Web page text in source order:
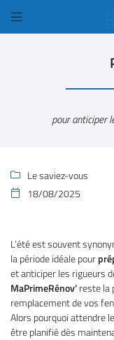

 Code Captcha
Rafraîchir le captcha
En cochant cette case,
l'adresse email indiqué ci-
utilisant
le formulaire de
pour anticiper
 Le saviez-vous
 18/08/2025
L’été est souvent
la période idéale pour
et anticiper les rigueurs
MaPrimeRénov’reste la
remplacement de vos
Alors pourquoi attendre
être planifié dès